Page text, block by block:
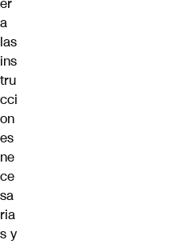
a
las
ins
tru
cci
on
es
ne
ce
sa
ria
s y